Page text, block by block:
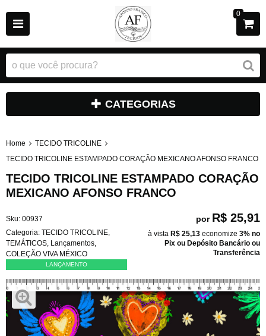
0
CATEGORIAS
Home
TECIDO TRICOLINE
TECIDO TRICOLINE ESTAMPADO CORAÇÃO MEXICANO AFONSO FRANCO
TECIDO TRICOLINE ESTAMPADO CORAÇÃO
MEXICANO AFONSO FRANCO
Sku: 00937
Categoria: TECIDO TRICOLINE
TEMÁTICOS Lançamentos
COLEÇÃO VIVA MÉXICO
LANÇAMENTO
por R$ 25,91
à vista R$ 25,13 economize 3% no
Pix ou Depósito Bancário ou
Transferência